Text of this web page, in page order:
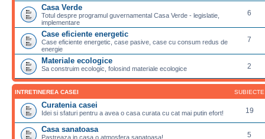
Casa Verde
Totul despre programul guvernamental Casa Verde - legislatie,
implementare
6
Case eficiente energetic
Case eficiente energetic, case pasive, case cu consum redus de
energie
7
Materiale ecologice
Sa construim ecologic, folosind materiale ecologice 2
INTRETINEREA CASEI SUBIECTE
Curatenia casei
Idei si sfaturi pentru a avea o casa curata cu cat mai putin efort! 19
Casa sanatoasa
Pastreaza in casa o atmosfera sanatoasa! 5